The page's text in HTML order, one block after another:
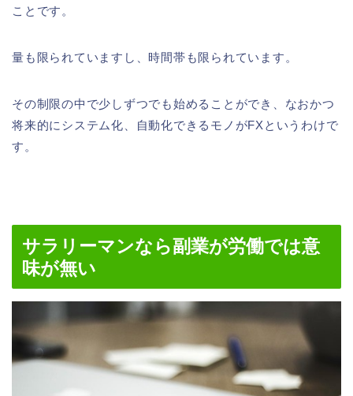
ことです。
量も限られていますし、時間帯も限られています。
その制限の中で少しずつでも始めることができ、なおかつ
将来的にシステム化、自動化できるモノがFXというわけで
す。
サラリーマンなら副業が労働では意
味が無い